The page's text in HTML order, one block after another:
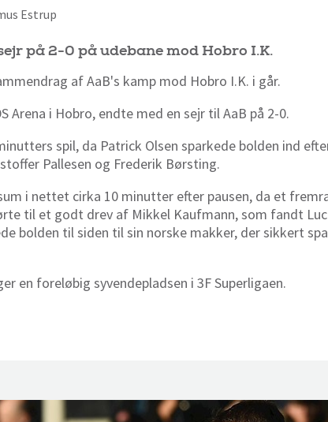
Estrup
på 2-0 på udebane mod Hobro I.K.
af AaB's kamp mod Hobro I.K. i går.
Arena i Hobro, endte med en sejr til AaB på 2-0.
spil, da Patrick Olsen sparkede bolden ind
Pallesen og Frederik Børsting.
i nettet cirka 10 minutter efter pausen, da et
til et godt drev af Mikkel Kaufmann, som fandt
bolden til siden til sin norske makker, der sikkert
en foreløbig syvendepladsen i 3F Superligaen.